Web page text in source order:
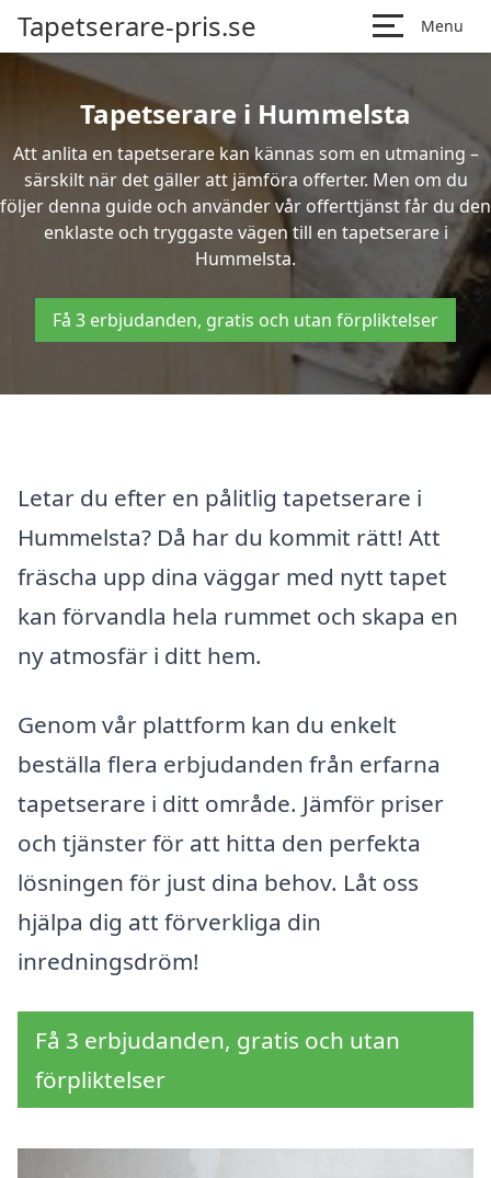
Tapetserare-pris.se Menu
Tapetserare i Hummelsta
Att anlita en tapetserare kan kännas som en utmaning –
särskilt när det gäller att jämföra offerter. Men om du
följer denna guide och använder vår offerttjänst får du den
enklaste och tryggaste vägen till en tapetserare i
Hummelsta.
Få 3 erbjudanden, gratis och utan förpliktelser
Letar du efter en pålitlig tapetserare i
Hummelsta? Då har du kommit rätt! Att
fräscha upp dina väggar med nytt tapet
kan förvandla hela rummet och skapa en
ny atmosfär i ditt hem.
Genom vår plattform kan du enkelt
beställa flera erbjudanden från erfarna
tapetserare i ditt område. Jämför priser
och tjänster för att hitta den perfekta
lösningen för just dina behov. Låt oss
hjälpa dig att förverkliga din
inredningsdröm!
Få 3 erbjudanden, gratis och utan
förpliktelser